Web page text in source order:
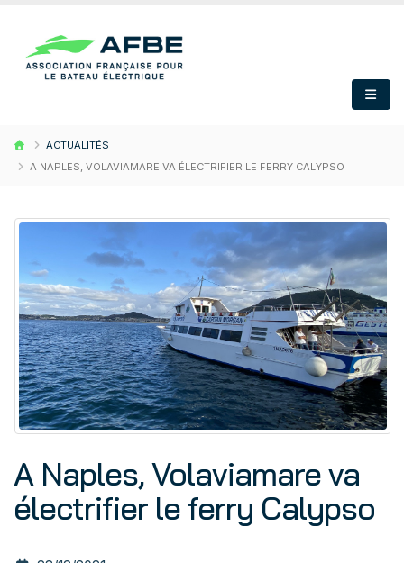
ACTUALITÉS
​A NAPLES, VOLAVIAMARE VA ÉLECTRIFIER LE FERRY CALYPSO
​A Naples, Volaviamare va
électrifier le ferry Calypso